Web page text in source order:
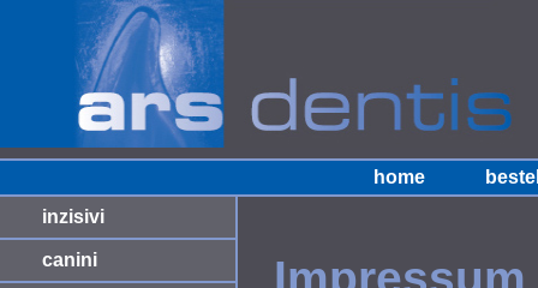
home
inzisivi
canini